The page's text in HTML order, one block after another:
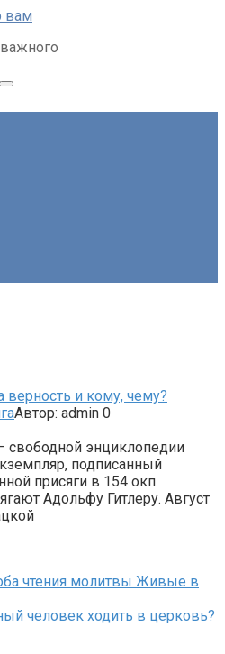
вам
и кому, чему?
Автор: admin 0
свободной энциклопедии
подписанный
присяги в 154 окп.
Адольфу Гитлеру. Август
чтения молитвы Живые в
человек ходить в церковь?